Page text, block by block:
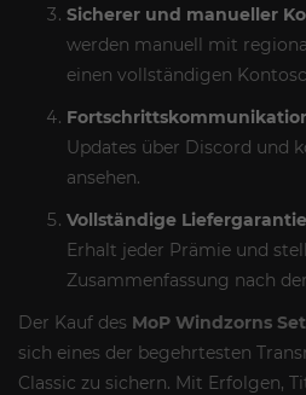
Sicherer und manueller
werden manuell mit
einen vollständigen
Updates über Discord und
ansehen.
Vollständige Liefergarantie
Erhalt jeder Prämie und
Zusammenfassung nach
Der Kauf des MoP Windzorns
sich eines der begehrtesten
Classic zu sichern. Mit Erfolgen,